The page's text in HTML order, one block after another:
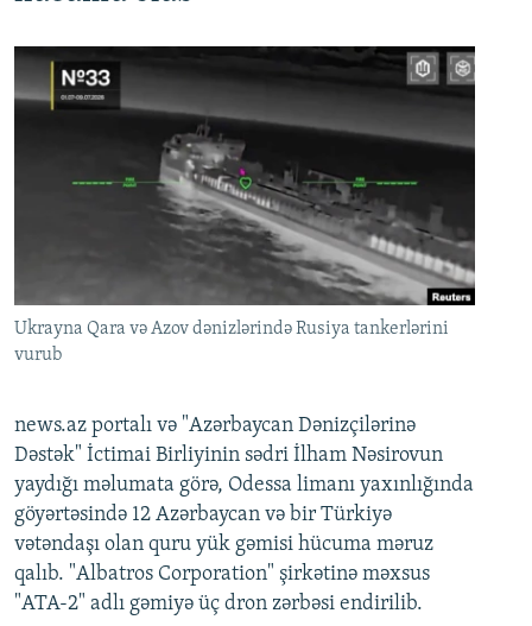
Ukrayna Qara və Azov dənizlərində Rusiya tankerlərini
vurub
news.az portalı və "Azərbaycan Dənizçilərinə
Dəstək" İctimai Birliyinin sədri İlham Nəsirovun
yaydığı məlumata görə, Odessa limanı yaxınlığında
göyərtəsində 12 Azərbaycan və bir Türkiyə
vətəndaşı olan quru yük gəmisi hücuma məruz
qalıb. "Albatros Corporation" şirkətinə məxsus
"ATA-2" adlı gəmiyə üç dron zərbəsi endirilib.